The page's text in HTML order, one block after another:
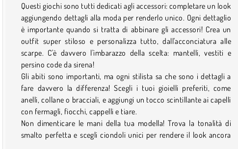
Questi giochi sono tutti dedicati agli accessori: completare un look
aggiungendo dettagli alla moda per renderlo unico. Ogni dettaglio
è importante quando si tratta di abbinare gli accessori! Crea un
outfit super stiloso e personalizza tutto, dall'acconciatura alle
scarpe. C'è davvero l'imbarazzo della scelta: mantelli, vestiti e
persino code da sirena!
Gli abiti sono importanti, ma ogni stilista sa che sono i dettagli a
fare davvero la differenza! Scegli i tuoi gioielli preferiti, come
anelli, collane o bracciali, e aggiungi un tocco scintillante ai capelli
con fermagli, fiocchi, cappelli e tiare.
Non dimenticare le mani della tua modella! Trova la tonalità di
smalto perfetta e scegli ciondoli unici per rendere il look ancora